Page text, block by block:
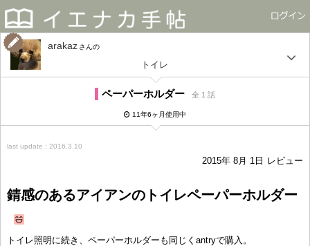
arakaz さん
トイレ
ペーパーホルダー 全 1 話
11年6ヶ月使用中
last update : 2016.3.10
2015年 8月 1日 レビュー
錆感のあるアイアンのトイレペーパーホルダー
トイレ照明に続き、ペーパーホルダーも同じくantryで購入。